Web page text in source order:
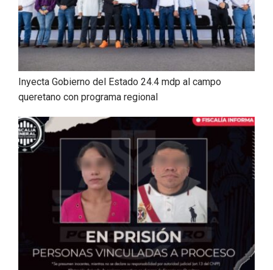
Inyecta Gobierno del Estado 24.4 mdp al campo
queretano con programa regional